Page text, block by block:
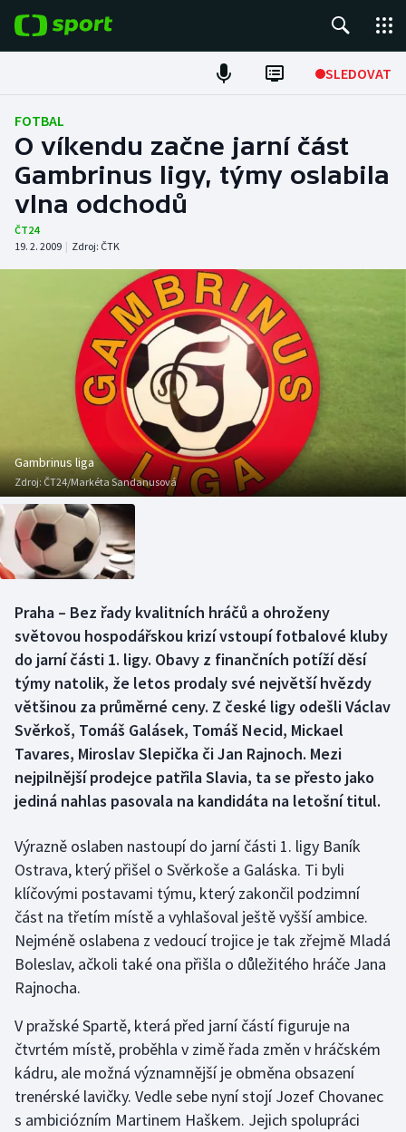
SLEDOVAT
Fotbal
Hokej
Tenis
Atletika
DALŠÍ SPORTY
Americký fotbal
Baseball a softbal
Basketbal
Biatlon
Boby a skeleton
Curling
Dostihy
Florbal
Futsal
Golf
Gymnastika
Házená
Jezdectví
Judo
Krasobruslení
Lezení
Lyže a snowboard
NEPŘEHLÉDNĚTE
Soutěže
Historické návraty
Aplikace ČT sport
AZ kvíz
FOTBAL
O víkendu začne jarní část
Gambrinus ligy, týmy oslabila
vlna odchodů
ČT24
19. 2. 2009 | Zdroj: ČTK
Gambrinus liga
Zdroj: ČT24/Markéta Sandanusová
Praha – Bez řady kvalitních hráčů a ohroženy
světovou hospodářskou krizí vstoupí fotbalové kluby
do jarní části 1. ligy. Obavy z finančních potíží děsí
týmy natolik, že letos prodaly své největší hvězdy
většinou za průměrné ceny. Z české ligy odešli Václav
Svěrkoš, Tomáš Galásek, Tomáš Necid, Mickael
Tavares, Miroslav Slepička či Jan Rajnoch. Mezi
nejpilnější prodejce patřila Slavia, ta se přesto jako
jediná nahlas pasovala na kandidáta na letošní titul.
Výrazně oslaben nastoupí do jarní části 1. ligy Baník
Ostrava, který přišel o Svěrkoše a Galáska. Ti byli
klíčovými postavami týmu, který zakončil podzimní
část na třetím místě a vyhlašoval ještě vyšší ambice.
Nejméně oslabena z vedoucí trojice je tak zřejmě Mladá
Boleslav, ačkoli také ona přišla o důležitého hráče Jana
Rajnocha.
V pražské Spartě, která před jarní částí figuruje na
čtvrtém místě, proběhla v zimě řada změn v hráčském
kádru, ale možná významnější je obměna obsazení
trenérské lavičky. Vedle sebe nyní stojí Jozef Chovanec
s ambiciózním Martinem Haškem. Jejich spolupráci